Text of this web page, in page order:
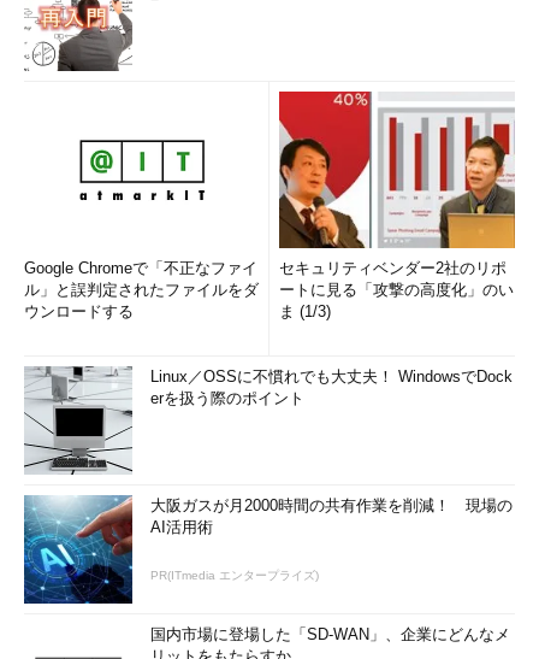
Google Chromeで「不正なファイ
ル」と誤判定されたファイルをダ
ウンロードする
セキュリティベンダー2社のリポ
ートに見る「攻撃の高度化」のい
ま (1/3)
Linux／OSSに不慣れでも大丈夫！ WindowsでDock
erを扱う際のポイント
大阪ガスが月2000時間の共有作業を削減！ 現場の
AI活用術
PR(ITmedia エンタープライズ)
国内市場に登場した「SD-WAN」、企業にどんなメ